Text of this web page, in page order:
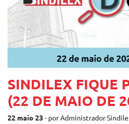
SINDILEX FIQUE
(22 DE MAIO DE
22 maio 23 - por Administrador